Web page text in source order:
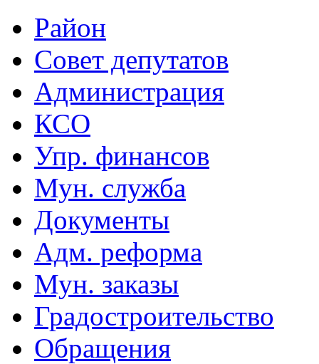
Район
Совет депутатов
Администрация
КСО
Упр. финансов
Мун. служба
Документы
Адм. реформа
Мун. заказы
Градостроительство
Обращения